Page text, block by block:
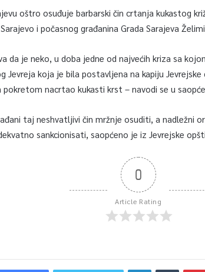
oštro osuđuje barbarski čin crtanja kukastog
i počasnog građanina Grada Sarajeva
da je neko, u doba jedne od najvećih kriza sa
Jevreja koja je bila postavljena na kapiju
pokretom nacrtao kukasti krst – navodi se u
taj neshvatljivi čin mržnje osuditi, a nadležni
sankcionisati, saopćeno je iz Jevrejske
0
Article Rating